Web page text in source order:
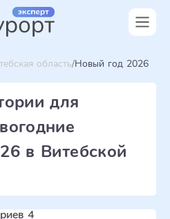
область Новый год 2026
для
в Витебской
4